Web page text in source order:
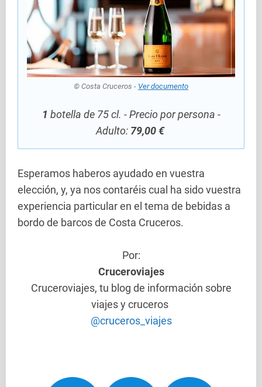
© Costa Cruceros - Ver documento
1 botella de 75 cl. - Precio por persona -
Adulto: 79,00 €
Esperamos haberos ayudado en vuestra
elección, y, ya nos contaréis cual ha sido vuestra
experiencia particular en el tema de bebidas a
bordo de barcos de Costa Cruceros.
Por:
Cruceroviajes
Cruceroviajes, tu blog de información sobre
viajes y cruceros
@cruceros_viajes